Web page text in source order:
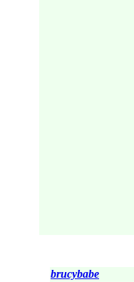
brucybabe